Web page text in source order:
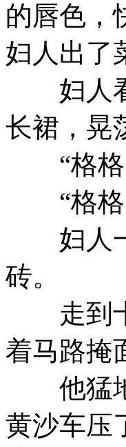
的唇色，
妇人出了
妇人看
长裙，晃
“格格
“格格
妇人一
砖。
走到十
着马路掩
他猛地
黄沙车压